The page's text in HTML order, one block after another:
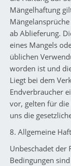
Mängelhaftung
ab Ablieferung.
eines Mangels
üblichen
worden ist und
Liegt bei dem
Endverbraucher
vor, gelten für die
uns die
8. Allgemeine
Unbeschadet der
Bedingungen